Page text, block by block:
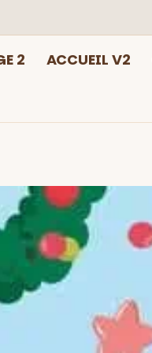
2 ACCUEIL V2